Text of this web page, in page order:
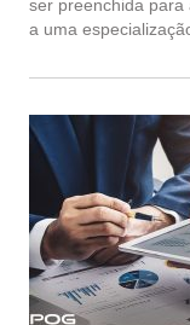
ser preenchida para
a uma